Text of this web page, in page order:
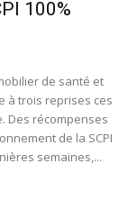
100%
de santé et
à trois reprises ces
Des récompenses
de la SCPI
semaines,...